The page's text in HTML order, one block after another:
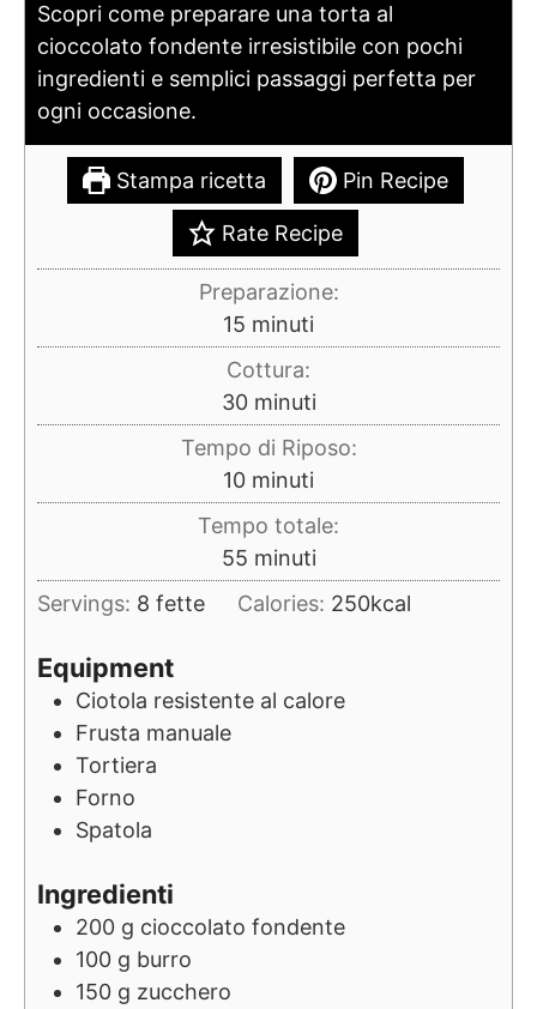
Scopri come preparare una torta al
cioccolato fondente irresistibile con pochi
ingredienti e semplici passaggi perfetta per
ogni occasione.
Stampa ricetta Pin Recipe
Rate Recipe
Preparazione:
15 minuti
minuti
Cottura:
30minuti
minuti
Tempo di Riposo:
10minuti
minuti
Tempo totale:
55minuti
minuti
Servings: 8 fette Calories: 250kcal
Equipment
Ciotola resistente al calore
Frusta manuale
Tortiera
Forno
Spatola
Ingredienti
200 g cioccolato fondente
100 g burro
150 g zucchero